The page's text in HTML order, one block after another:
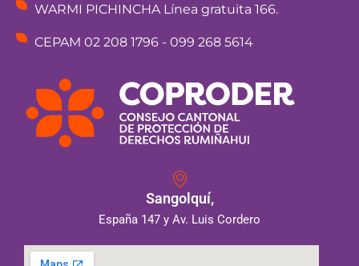
WARMI PICHINCHA Línea gratuita 166.
CEPAM 02 208 1796 - 099 268 5614
Sangolquí,
España 147 y Av. Luis Cordero